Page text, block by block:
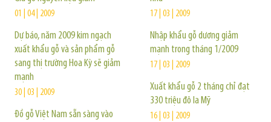
01 | 04 | 2009
Dự báo, năm 2009 kim ngạch
xuất khẩu gỗ và sản phẩm gỗ
sang thị trường Hoa Kỳ sẽ giảm
mạnh
30 | 03 | 2009
Đồ gỗ Việt Nam sẵn sàng vào
17 | 03 | 2009
Nhập khẩu gỗ dương giảm
mạnh trong tháng 1/2009
17 | 03 | 2009
Xuất khẩu gỗ 2 tháng chỉ đạt
330 triệu đô la Mỹ
16 | 03 | 2009